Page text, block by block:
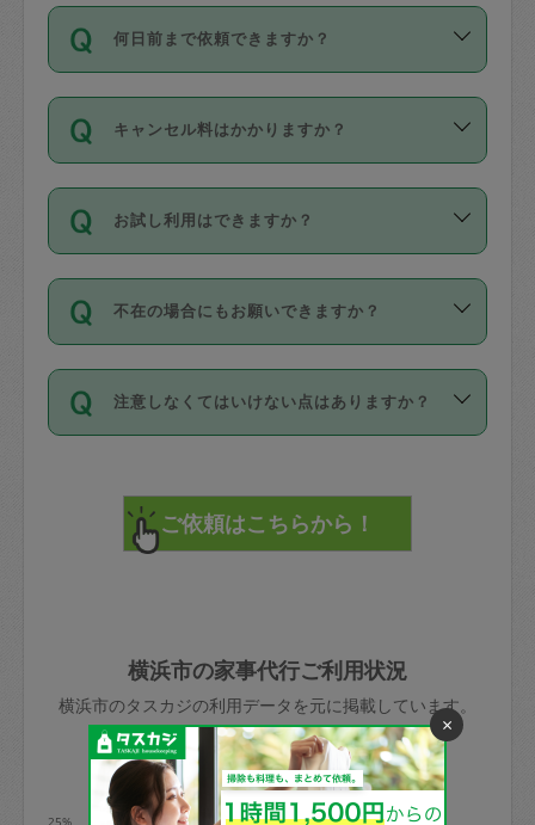
時間も被らない場合、損害保険の対象外
社員など様々なバックグラウンドの方が
登録しています。
日本語も話せる方など様々です。
ールに記載していますので、各自の得意
を依頼してください。
確認しています。タスカジさんトレーニ
ング動画を使ったセルフトレーニングの
現場トライアルを受け、合格したタスカ
ジさんが活動されています。
※テストセンターの講評は１件目のレビュ
参考
【詳細】タスカジさんの登録に際
依頼者とタスカジさんとの間でタスカジ
を通して成立した作業時間内での作業に
適用されます。作業範囲は、掃除、洗
です。作業中に物を壊したり、人にけが
をさせたりした場合が対象で、補償金額
す。
写真を撮り、
詳細FAQ：
損害賠償保険について教えて
何日前まで依頼できますか？
ご依頼は、現在を起点に3日後（72時間
以降）の日時から受付可能となっていま
す。
タスカジさんへ「募集」をかけることが
可能です。
キャンセル料はかかりますか？
キャンセル料には、以下の2種類がありま
す。
1. 直前キャンセル（定期、スポット契約
共通）
72時間を超える※と、以下のキャンセル
料が発生します。
直前キャンセル料：
72時間前〜24時間前＝依頼料金の50%
依頼者不在による当日キャンセル＝依頼
金額の100%＋交通費全額
※例：依頼日時／土曜日午前9時開始の場
合、水曜日午前9時以降はキャンセル料が
発生
お試し利用はできますか？
「お試し利用」というメニューはありま
せんが、「一回のみ」依頼を活用するこ
とによって、気に入ったタスカジさんを
まず、条件の合う気になるタスカジさ
みてください。
その後、一番気に入ったタスカジさんに
不在の場合にもお願いできますか？
不在の場合の作業はタスカジさんの同意
が必要です。数回の依頼ののち、タスカ
ジさんと依頼者の間で十分な信頼関係が
てください。
不在時に部屋に入るためにタスカジさん
きた場合は損害保険の対象外となるので
ご注意ください。
注意しなくてはいけない点はありますか？
で、必ず鍵のかかるロッカーや金庫に入
れて依頼者の責任の元管理するよう心掛
けてください。
玉、など
あわせてこちらも参照ください：初めて
利用します。注意しなくてはいけない点
はありますか？
横浜市の家事代行ご利用状況
横浜市のタスカジの利用データを元に掲載しています。
利用の多い曜日は？
25%
×